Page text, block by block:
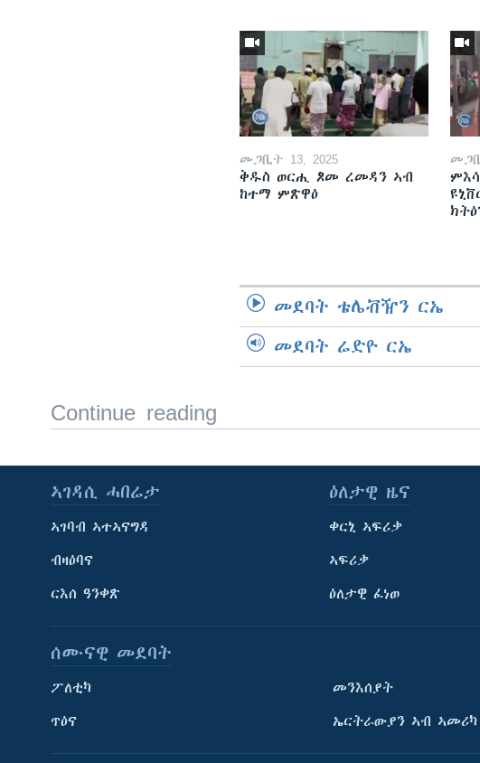
መጋቢት 13, 2025
ቅዱስ ወርሒ ጾመ ረመዳን ኣብ
ከተማ ምጽዋዕ
መደባት ቴሌቭዥን ርኤ
መደባት ሬድዮ ርኤ
Continue reading
ኣገዳሲ ሓበሬታ
ኣገባብ ኣተኣናግዳ
ብዛዕባና
ርእሰ ዓንቀጽ
ዕለታዊ ዜና
ቀርኒ ኣፍሪቃ
ኣፍሪቃ
ዕለታዊ ፈነወ
ሰሙናዊ መደባት
ፖለቲካ
ጥዕና
መንእሰያት
ኤርትራውያን ኣብ ኣመሪካ